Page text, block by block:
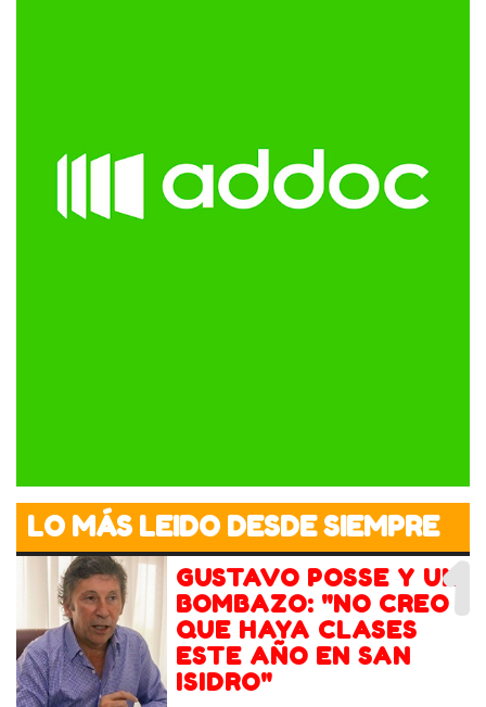
LO MÁS LEIDO DESDE SIEMPRE
1
GUSTAVO POSSE Y UN
BOMBAZO: "NO CREO
QUE HAYA CLASES
ESTE AÑO EN SAN
ISIDRO"